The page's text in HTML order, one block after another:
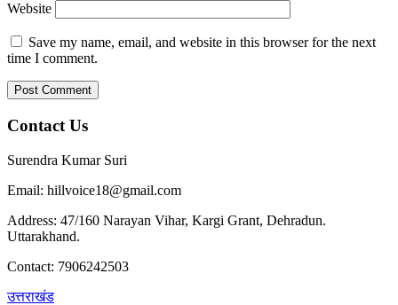
Website
Save my name, email, and website in this browser for the next
time I comment.
Contact Us
Surendra Kumar Suri
Email: hillvoice18@gmail.com
Address: 47/160 Narayan Vihar, Kargi Grant, Dehradun.
Uttarakhand.
Contact: 7906242503
उत्तराखंड